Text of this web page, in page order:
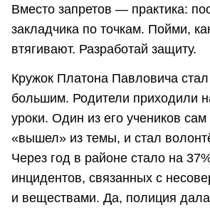
Вместо запретов — практика:
закладчика по точкам. Пойми,
втягивают. Разработай защиту.
Кружок Платона Павловича
большим. Родители приходили
уроки. Один из его учеников сам
«вышел» из темы, и стал
Через год в районе стало на
инцидентов, связанных с
и веществами. Да, полиция дала